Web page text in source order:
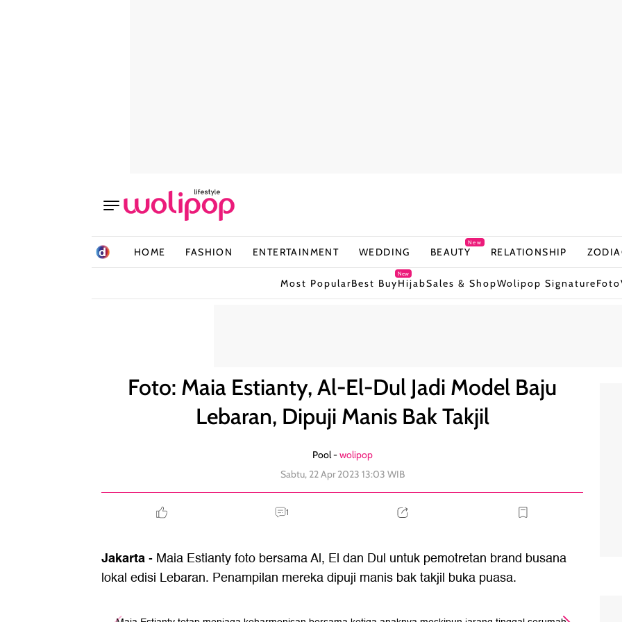
HOME FASHION ENTERTAINMENT WEDDING BEAUTY
New
RELATIONSHIP
Most PopularBest Buy
New
HijabSales & ShopWolipop SignatureFoto
Foto: Maia Estianty, Al-El-Dul Jadi Model Baju
Lebaran, Dipuji Manis Bak Takjil
Pool -wolipop
Sabtu, 22 Apr 2023 13:03 WIB
1
Jakarta- Maia Estianty foto bersama Al, El dan Dul untuk pemotretan brand busana
lokal edisi Lebaran. Penampilan mereka dipuji manis bak takjil buka puasa.